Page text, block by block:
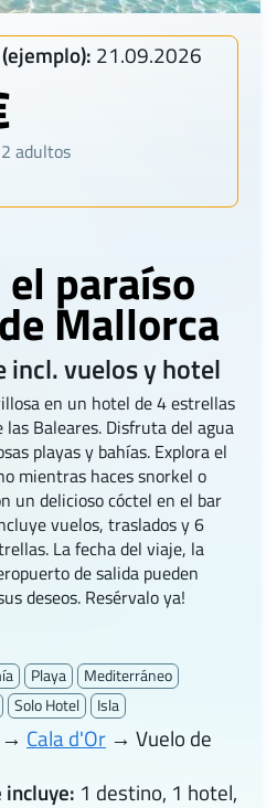
el paraíso
Mallorca
incl. vuelos y hotel
en un hotel de 4 estrellas
Baleares. Disfruta del agua
playas y bahías. Explora el
mientras haces snorkel o
un delicioso cóctel en el bar
vuelos, traslados y 6
La fecha del viaje, la
de salida pueden
deseos. Resérvalo ya!
Playa
Mediterráneo
Solo Hotel Isla
→ Cala d'Or → Vuelo de
incluye: 1 destino, 1 hotel,
21.09.2026
adultos